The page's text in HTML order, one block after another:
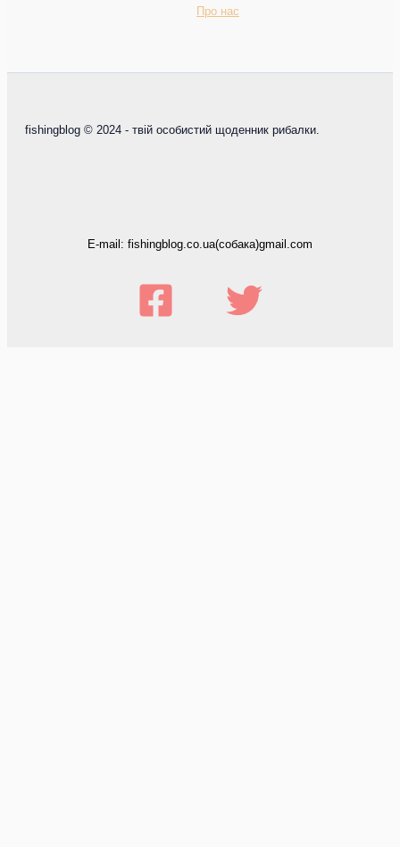
Про нас
fishingblog © 2024 - твій особистий щоденник рибалки.
E-mail: fishingblog.co.ua(собака)gmail.com